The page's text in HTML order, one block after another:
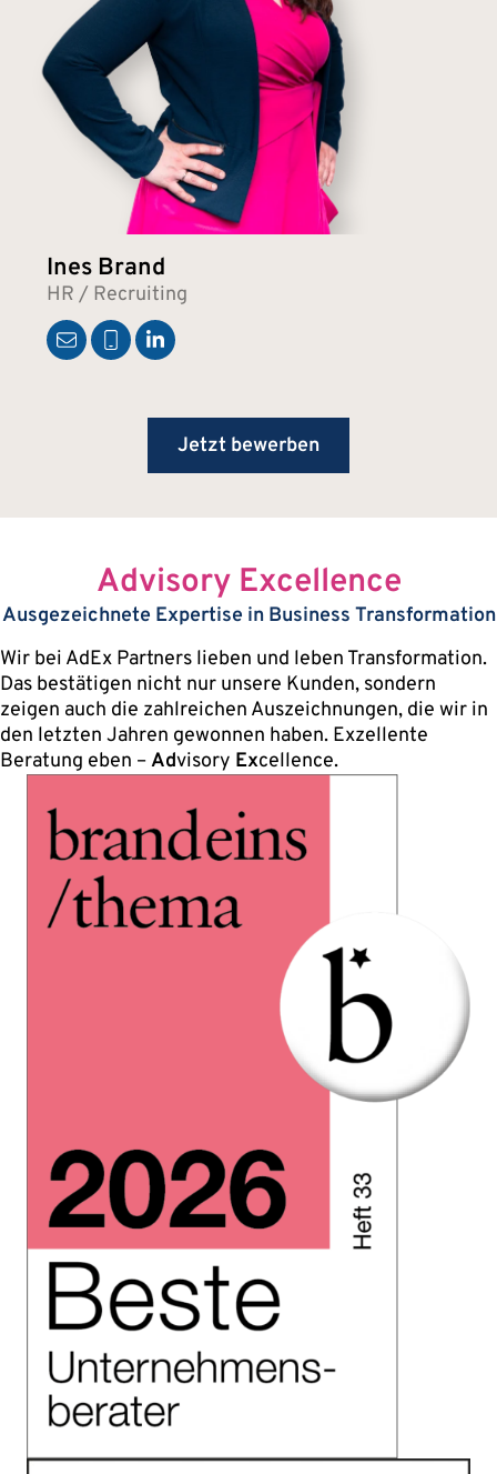
Ines Brand
HR / Recruiting
Jetzt bewerben
Advisory Excellence
Ausgezeichnete Expertise in Business Transformation
Wir bei AdEx Partners lieben und leben Transformation.
Das bestätigen nicht nur unsere Kunden, sondern
zeigen auch die zahlreichen Auszeichnungen, die wir in
den letzten Jahren gewonnen haben. Exzellente
Beratung eben –Advisory Excellence.